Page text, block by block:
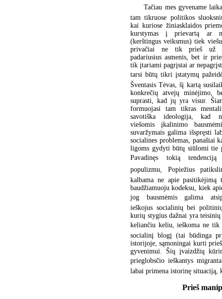
Tačiau mes gyvename
tam tikruose politikos
kai kuriose žiniasklaidos
kurstymas į prievartą ar
(kerštingus veiksmus) tiek
privačiai ne tik prieš už
padariusius asmenis, bet ir
tik įtariami pagrįstai ar
tarsi būtų tikri įstatymų
Šventasis Tėvas, šį kartą
konkrečių atvejų minėjimo,
suprasti, kad jų yra visur.
formuojasi tam tikras
savotiška ideologija, kad
viešomis įkalinimo
suvaržymais galima išspręsti
socialines problemas, panašiai
ligoms gydyti būtų siūlomi tie
Pavadinęs tokią tendenciją
populizmu, Popiežius
kalbama ne apie pasitikėjimą
baudžiamuoju kodeksu, kiek
jog bausmėmis galima
ieškojus socialinių bei
kurių stygius dažnai yra
keliančiu keliu, ieškoma ne tik
socialinį blogį (tai būdinga
istorijoje, sąmoningai kurti
gyvenimui. Šių įvaizdžių
prieglobsčio ieškantys
labai primena istorinę situaciją,
Prieš